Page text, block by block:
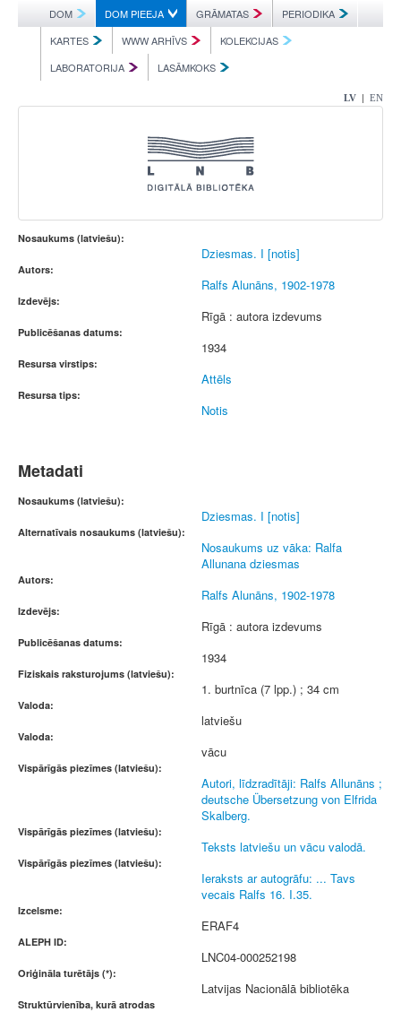
DOM DOM PIEEJA GRĀMATAS
PERIODIKA
KARTES
WWW ARHĪVS
KOLEKCIJAS
LABORATORIJA
LASĀMKOKS
LV | EN
Nosaukums (latviešu):
Dziesmas. I [notis]
Autors:
Ralfs Alunāns, 1902-1978
Izdevējs:
Rīgā : autora izdevums
Publicēšanas datums:
1934
Resursa virstips:
Attēls
Resursa tips:
Notis
Metadati
Nosaukums (latviešu):
Dziesmas. I [notis]
Alternatīvais nosaukums (latviešu):
Nosaukums uz vāka: Ralfa
Allunana dziesmas
Autors:
Ralfs Alunāns, 1902-1978
Izdevējs:
Rīgā : autora izdevums
Publicēšanas datums:
1934
Fiziskais raksturojums (latviešu):
1. burtnīca (7 lpp.) ; 34 cm
Valoda:
latviešu
Valoda:
vācu
Vispārīgās piezīmes (latviešu):
Autori, līdzradītāji: Ralfs Allunāns ;
deutsche Übersetzung von Elfrida
Skalberg.
Vispārīgās piezīmes (latviešu):
Teksts latviešu un vācu valodā.
Vispārīgās piezīmes (latviešu):
Ieraksts ar autogrāfu: ... Tavs
vecais Ralfs 16. I.35.
Izcelsme:
ERAF4
ALEPH ID:
LNC04-000252198
Oriģināla turētājs (*):
Latvijas Nacionālā bibliotēka
Struktūrvienība, kurā atrodas